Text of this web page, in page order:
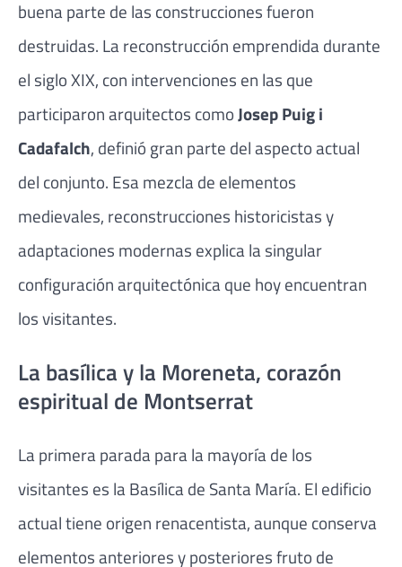
buena parte de las construcciones fueron
destruidas. La reconstrucción emprendida durante
el siglo XIX, con intervenciones en las que
participaron arquitectos comoJosep Puig i
Cadafalch, definió gran parte del aspecto actual
del conjunto. Esa mezcla de elementos
medievales, reconstrucciones historicistas y
adaptaciones modernas explica la singular
configuración arquitectónica que hoy encuentran
los visitantes.
La basílica y la Moreneta, corazón
espiritual de Montserrat
La primera parada para la mayoría de los
visitantes es la Basílica de Santa María. El edificio
actual tiene origen renacentista, aunque conserva
elementos anteriores y posteriores fruto de